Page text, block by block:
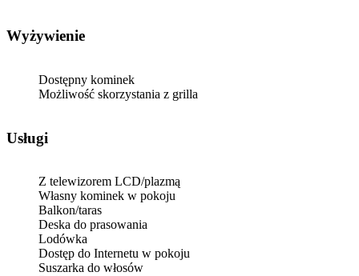
Wyżywienie
Dostępny kominek
Możliwość skorzystania z grilla
Usługi
Z telewizorem LCD/plazmą
Własny kominek w pokoju
Balkon/taras
Deska do prasowania
Lodówka
Dostęp do Internetu w pokoju
Suszarka do włosów